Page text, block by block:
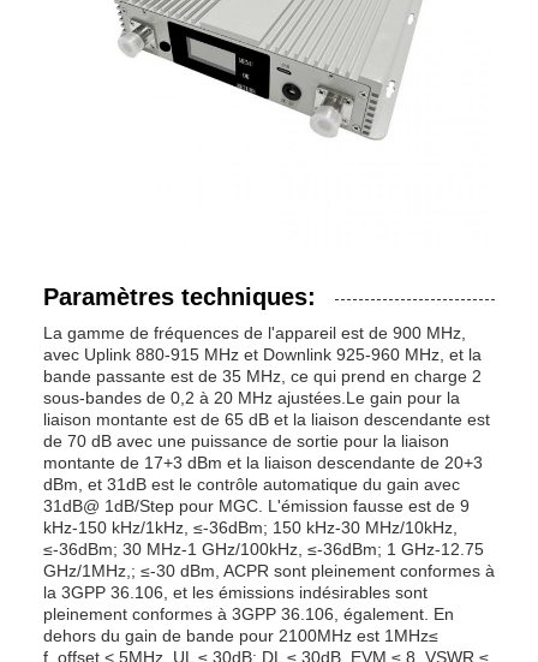
Paramètres techniques:
La gamme de fréquences de l'appareil est de 900 MHz,
avec Uplink 880-915 MHz et Downlink 925-960 MHz, et la
bande passante est de 35 MHz, ce qui prend en charge 2
sous-bandes de 0,2 à 20 MHz ajustées.Le gain pour la
liaison montante est de 65 dB et la liaison descendante est
de 70 dB avec une puissance de sortie pour la liaison
montante de 17+3 dBm et la liaison descendante de 20+3
dBm, et 31dB est le contrôle automatique du gain avec
31dB@ 1dB/Step pour MGC. L'émission fausse est de 9
kHz-150 kHz/1kHz, ≤-36dBm; 150 kHz-30 MHz/10kHz,
≤-36dBm; 30 MHz-1 GHz/100kHz, ≤-36dBm; 1 GHz-12.75
GHz/1MHz,; ≤-30 dBm, ACPR sont pleinement conformes à
la 3GPP 36.106, et les émissions indésirables sont
pleinement conformes à 3GPP 36.106, également. En
dehors du gain de bande pour 2100MHz est 1MHz≤
f_offset < 5MHz, UL ≤ 30dB; DL ≤ 30dB, EVM ≤ 8, VSWR ≤